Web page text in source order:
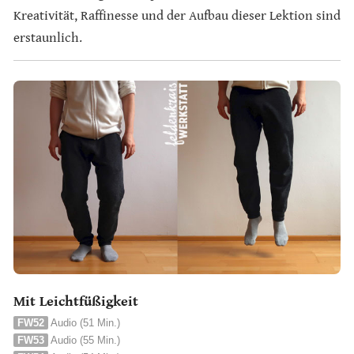
Kreativität, Raffinesse und der Aufbau dieser Lektion sind
erstaunlich.
Mit Leichtfüßigkeit
FW52 Audio (51 Min.)
FW53 Audio (55 Min.)